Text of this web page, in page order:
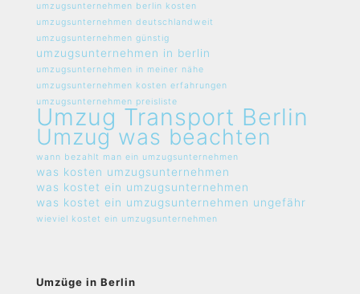
umzugsunternehmen berlin kosten
umzugsunternehmen deutschlandweit
umzugsunternehmen günstig
umzugsunternehmen in berlin
umzugsunternehmen in meiner nähe
umzugsunternehmen kosten erfahrungen
umzugsunternehmen preisliste
Umzug Transport Berlin
Umzug was beachten
wann bezahlt man ein umzugsunternehmen
was kosten umzugsunternehmen
was kostet ein umzugsunternehmen
was kostet ein umzugsunternehmen ungefähr
wieviel kostet ein umzugsunternehmen
Umzüge in Berlin